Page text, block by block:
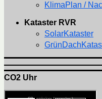
KlimaPlan /
Kataster RVR
SolarKataster
CO2 Uhr